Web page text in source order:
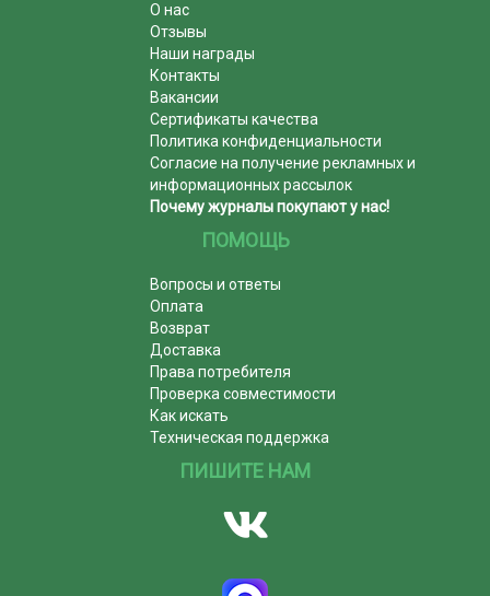
О нас
Отзывы
Наши награды
Контакты
Вакансии
Сертификаты качества
Политика конфиденциальности
Согласие на получение рекламных и
информационных рассылок
Почему журналы покупают у нас!
ПОМОЩЬ
Вопросы и ответы
Оплата
Возврат
Доставка
Права потребителя
Проверка совместимости
Как искать
Техническая поддержка
ПИШИТЕ НАМ